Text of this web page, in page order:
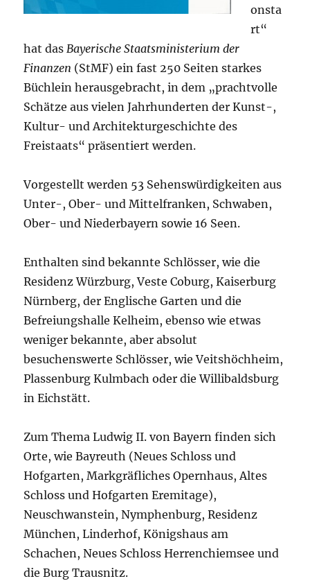
onsta
rt“
hat dasBayerische Staatsministerium der
Finanzen (StMF) ein fast 250 Seiten starkes
Büchlein herausgebracht, in dem „prachtvolle
Schätze aus vielen Jahrhunderten der Kunst-,
Kultur- und Architekturgeschichte des
Freistaats“ präsentiert werden.
Vorgestellt werden 53 Sehenswürdigkeiten aus
Unter-, Ober- und Mittelfranken, Schwaben,
Ober- und Niederbayern sowie 16 Seen.
Enthalten sind bekannte Schlösser, wie die
Residenz Würzburg, Veste Coburg, Kaiserburg
Nürnberg, der Englische Garten und die
Befreiungshalle Kelheim, ebenso wie etwas
weniger bekannte, aber absolut
besuchenswerte Schlösser, wie Veitshöchheim,
Plassenburg Kulmbach oder die Willibaldsburg
in Eichstätt.
Zum Thema Ludwig II. von Bayern finden sich
Orte, wie Bayreuth (Neues Schloss und
Hofgarten, Markgräfliches Opernhaus, Altes
Schloss und Hofgarten Eremitage),
Neuschwanstein, Nymphenburg, Residenz
München, Linderhof, Königshaus am
Schachen, Neues Schloss Herrenchiemsee und
die Burg Trausnitz.